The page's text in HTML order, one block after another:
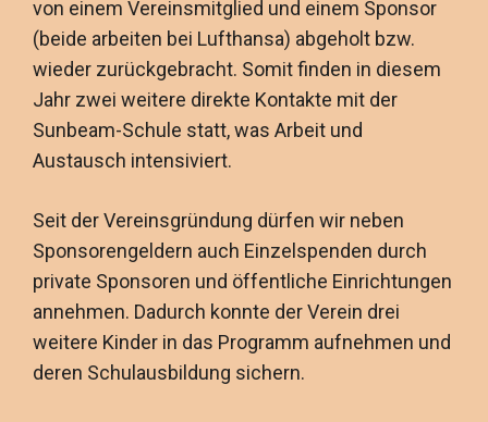
von einem Vereinsmitglied und einem Sponsor
(beide arbeiten bei Lufthansa) abgeholt bzw.
wieder zurückgebracht. Somit finden in diesem
Jahr zwei weitere direkte Kontakte mit der
Sunbeam-Schule statt, was Arbeit und
Austausch intensiviert.
Seit der Vereinsgründung dürfen wir neben
Sponsorengeldern auch Einzelspenden durch
private Sponsoren und öffentliche Einrichtungen
annehmen. Dadurch konnte der Verein drei
weitere Kinder in das Programm aufnehmen und
deren Schulausbildung sichern.